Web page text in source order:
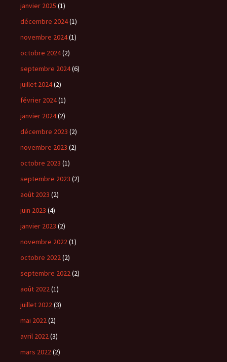
janvier 2025 (1)
décembre 2024(1)
novembre 2024(1)
octobre 2024(2)
septembre 2024(6)
juillet 2024(2)
février 2024(1)
janvier 2024(2)
décembre 2023 (2)
novembre 2023 (2)
octobre 2023 (1)
septembre 2023 (2)
août 2023 (2)
juin 2023 (4)
janvier 2023 (2)
novembre 2022(1)
octobre 2022(2)
septembre 2022(2)
août 2022(1)
juillet 2022(3)
mai 2022(2)
avril 2022(3)
mars 2022(2)